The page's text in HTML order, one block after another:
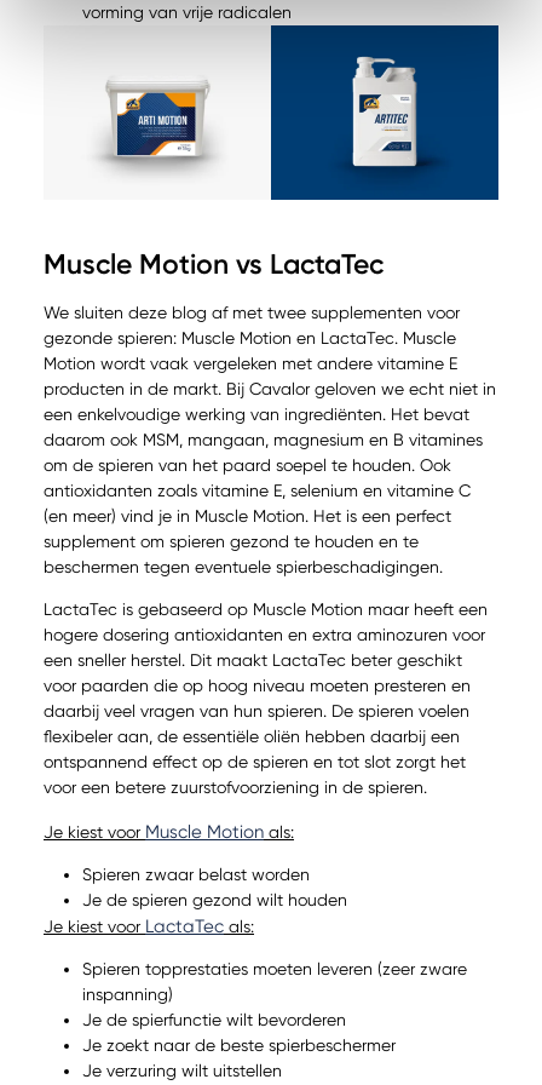
vorming van vrije radicalen
Muscle Motion vs LactaTec
We sluiten deze blog af met twee supplementen voor
gezonde spieren: Muscle Motion en LactaTec. Muscle
Motion wordt vaak vergeleken met andere vitamine E
producten in de markt. Bij Cavalor geloven we echt niet in
een enkelvoudige werking van ingrediënten. Het bevat
daarom ook MSM, mangaan, magnesium en B vitamines
om de spieren van het paard soepel te houden. Ook
antioxidanten zoals vitamine E, selenium en vitamine C
(en meer) vind je in Muscle Motion. Het is een perfect
supplement om spieren gezond te houden en te
beschermen tegen eventuele spierbeschadigingen.
LactaTec is gebaseerd op Muscle Motion maar heeft een
hogere dosering antioxidanten en extra aminozuren voor
een sneller herstel. Dit maakt LactaTec beter geschikt
voor paarden die op hoog niveau moeten presteren en
daarbij veel vragen van hun spieren. De spieren voelen
flexibeler aan, de essentiële oliën hebben daarbij een
ontspannend effect op de spieren en tot slot zorgt het
voor een betere zuurstofvoorziening in de spieren.
Je kiest voor Muscle Motion als:
Spieren zwaar belast worden
Je de spieren gezond wilt houden
Je kiest voor LactaTec als:
Spieren topprestaties moeten leveren (zeer zware
inspanning)
Je de spierfunctie wilt bevorderen
Je zoekt naar de beste spierbeschermer
Je verzuring wilt uitstellen